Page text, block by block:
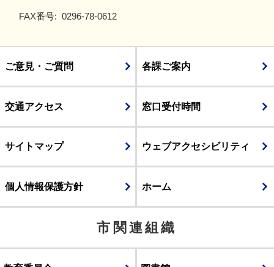
FAX番号: 0296-78-0612
ご意見・ご質問 各課ご案内
交通アクセス 窓口受付時間
サイトマップ ウェブアクセシビリティ
個人情報保護方針 ホーム
市関連組織